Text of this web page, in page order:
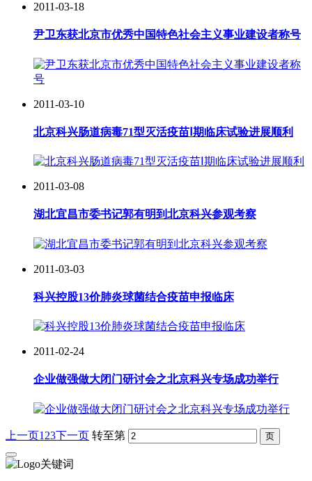
2011-03-18
尹卫东获北京市优秀中国特色社会主义事业建设者称号
2011-03-10
北京科兴肠道病毒71型灭活疫苗Ⅰ期临床试验进展顺利
2011-03-08
湖北宜昌市委书记郭有明到北京科兴参观考察
2011-03-03
科兴控股13价肺炎球菌结合疫苗申报临床
2011-02-24
企业做强做大闭门研讨会之北京科兴专场成功举行
上一页1 23下一页 转至第